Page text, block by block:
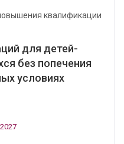
квалификации
для детей-
без попечения
условиях